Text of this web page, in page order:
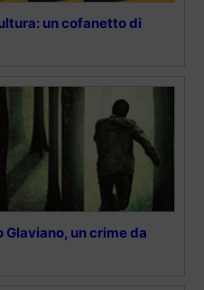
un cofanetto di
Glaviano, un crime da